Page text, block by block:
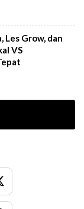
Les Grow, dan
VS